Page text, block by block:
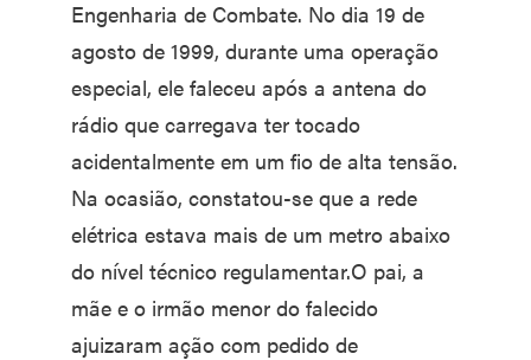
Engenharia de Combate. No dia 19 de
agosto de 1999, durante uma operação
especial, ele faleceu após a antena do
rádio que carregava ter tocado
acidentalmente em um fio de alta tensão.
Na ocasião, constatou-se que a rede
elétrica estava mais de um metro abaixo
do nível técnico regulamentar.O pai, a
mãe e o irmão menor do falecido
ajuizaram ação com pedido de